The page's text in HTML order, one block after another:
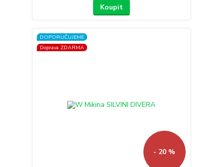
Koupit
DOPORUČUJEME
Doprava ZDARMA
- 20 %